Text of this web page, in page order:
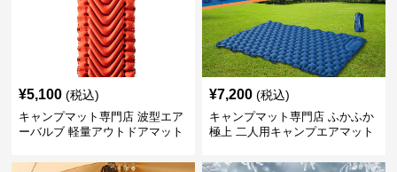
¥5,100 (税込)
キャンプマット専門店 波型エア
ーバルブ 軽量アウトドアマット
¥7,200 (税込)
キャンプマット専門店 ふかふか
極上 二人用キャンプエアマット